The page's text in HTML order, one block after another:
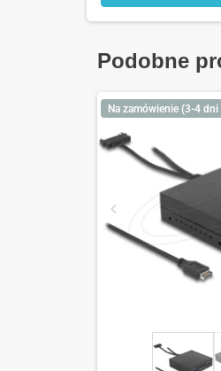
Podobne
Na zamówienie (3-4